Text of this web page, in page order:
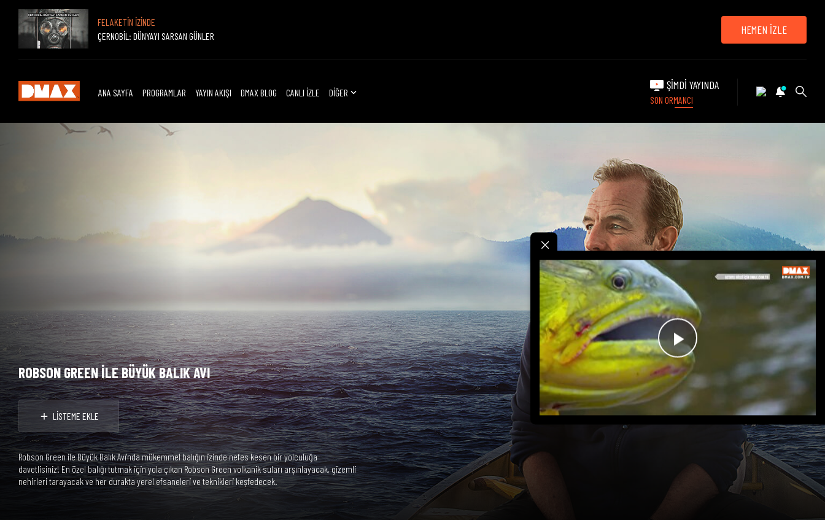
FELAKETİN İZİNDE
ÇERNOBİL: DÜNYAYI SARSAN GÜNLER
HEMEN İZLE
ANA SAYFA PROGRAMLAR YAYIN AKIŞI DMAX BLOG CANLI İZLE DİĞER
ŞİMDİ YAYINDA
SON ORMANCI
ROBSON GREEN İLE BÜYÜK BALIK AVI
LİSTEME EKLE
Robson Green ile Büyük Balık Avı'nda mükemmel balığın izinde nefes kesen bir yolculuğa
davetlisiniz! En özel balığı tutmak için yola çıkan Robson Green volkanik suları arşınlayacak, gizemli
nehirleri tarayacak ve her durakta yerel efsaneleri ve teknikleri keşfedecek.
Videoyu
Oynat